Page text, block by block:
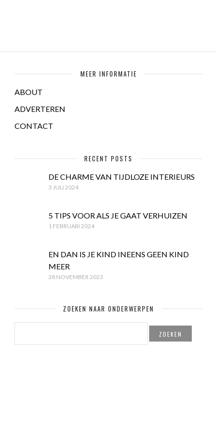
MEER INFORMATIE
ABOUT
ADVERTEREN
CONTACT
RECENT POSTS
DE CHARME VAN TIJDLOZE INTERIEURS
3 JULI 2024
5 TIPS VOOR ALS JE GAAT VERHUIZEN
1 FEBRUARI 2024
EN DAN IS JE KIND INEENS GEEN KIND
MEER
28 NOVEMBER 2023
ZOEKEN NAAR ONDERWERPEN
ZOEKEN